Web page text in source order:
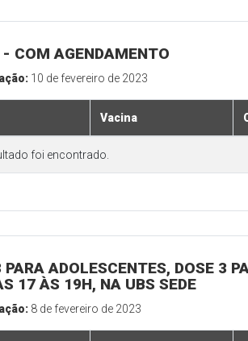
COM AGENDAMENTO
10 de fevereiro de 2023
Vacina
foi encontrado.
PARA ADOLESCENTES, DOSE 3
17 ÀS 19H, NA UBS SEDE
8 de fevereiro de 2023